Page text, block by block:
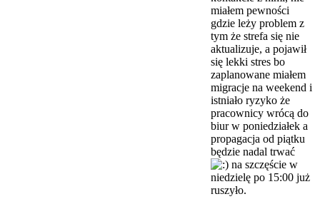
miałem pewności
gdzie leży problem z
tym że strefa się nie
aktualizuje, a pojawił
się lekki stres bo
zaplanowane miałem
migracje na weekend i
istniało ryzyko że
pracownicy wrócą do
biur w poniedziałek a
propagacja od piątku
będzie nadal trwać
na szczęście w
niedzielę po 15:00 już
ruszyło.